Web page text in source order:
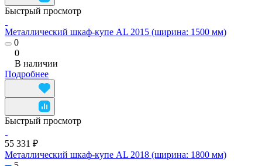
Быстрый просмотр
Металлический шкаф-купе AL 2015 (ширина: 1500 мм)
0
0
В наличии
Подробнее
Быстрый просмотр
55 331 ₽
Металлический шкаф-купе AL 2018 (ширина: 1800 мм)